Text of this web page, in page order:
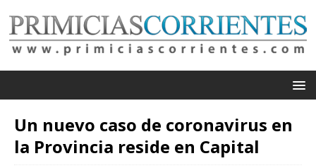
Un nuevo caso de coronavirus en
la Provincia reside en Capital